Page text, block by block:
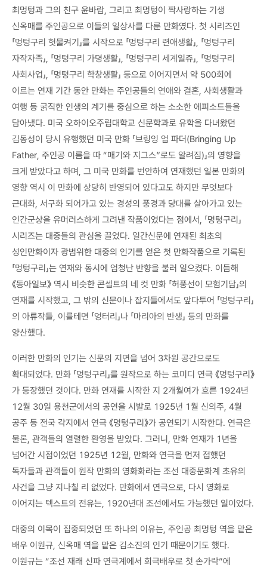
최멍텅과 그의 친구 윤바람, 그리고 최멍텅이 짝사랑하는 기생
신옥매를 주인공으로 이들의 일상사를 다룬 만화였다. 첫 시리즈인
「멍텅구리 헛물켜기」를 시작으로 「멍텅구리 련애생활」, 「멍텅구리
자작자족」, 「멍텅구리 가뎡생활」, 「멍텅구리 세계일쥬」, 「멍텅구리
사회사업」, 「멍텅구리 학창생활」 등으로 이어지면서 약 500회에
이르는 연재 기간 동안 만화는 주인공들의 연애와 결혼, 사회생활과
여행 등 굵직한 인생의 계기를 중심으로 하는 소소한 에피소드들을
담아냈다. 미국 오하이오주립대학교 신문학과로 유학을 다녀왔던
김동성이 당시 유행했던 미국 만화 「브링잉 업 파더(Bringing Up
Father, 주인공 이름을 따 “매기와 지그스”로도 알려짐)」의 영향을
크게 받았다고 하며, 그 미국 만화를 번안하여 연재했던 일본 만화의
영향 역시 이 만화에 상당히 반영되어 있다고도 하지만 무엇보다
근대화, 서구화 되어가고 있는 경성의 풍경과 당대를 살아가고 있는
인간군상을 유머러스하게 그려낸 작품이었다는 점에서, 「멍텅구리」
시리즈는 대중들의 관심을 끌었다. 일간신문에 연재된 최초의
성인만화이자 광범위한 대중의 인기를 얻은 첫 만화작품으로 기록된
「멍텅구리」는 연재와 동시에 엄청난 반향을 불러 일으켰다. 이듬해
《동아일보》 역시 비슷한 콘셉트의 네 컷 만화 「허풍선이 모험기담」의
연재를 시작했고, 그 밖의 신문이나 잡지들에서도 앞다투어 「멍텅구리」
의 아류작들, 이를테면 「엉터리」나 「마리아의 반생」 등의 만화를
양산했다.
이러한 만화의 인기는 신문의 지면을 넘어 3차원 공간으로도
확대되었다. 만화 「멍텅구리」를 원작으로 하는 코미디 연극 《멍텅구리》
가 등장했던 것이다. 만화 연재를 시작한 지 2개월여가 흐른 1924년
12월 30일 용천군에서의 공연을 시발로 1925년 1월 신의주, 4월
공주 등 전국 각지에서 연극 《멍텅구리》가 공연되기 시작한다. 연극은
물론, 관객들의 열렬한 환영을 받았다. 그러니, 만화 연재가 1년을
넘어간 시점이었던 1925년 12월, 만화와 연극을 먼저 접했던
독자들과 관객들이 원작 만화의 영화화라는 조선 대중문화계 초유의
사건을 그냥 지나칠 리 없었다. 만화에서 연극으로, 다시 영화로
이어지는 텍스트의 전유는, 1920년대 조선에서도 가능했던 일이었다.
대중의 이목이 집중되었던 또 하나의 이유는, 주인공 최멍텅 역을 맡은
배우 이원규, 신옥매 역을 맡은 김소진의 인기 때문이기도 했다.
이원규는 “조선 재래 신파 연극계에서 희극배우로 첫 손가락”에